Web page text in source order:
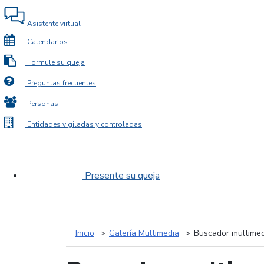
Asistente virtual
Calendarios
Formule su queja
Preguntas frecuentes
Personas
Entidades vigiladas y controladas
Presente su queja
Inicio Galería Multimedia Buscador